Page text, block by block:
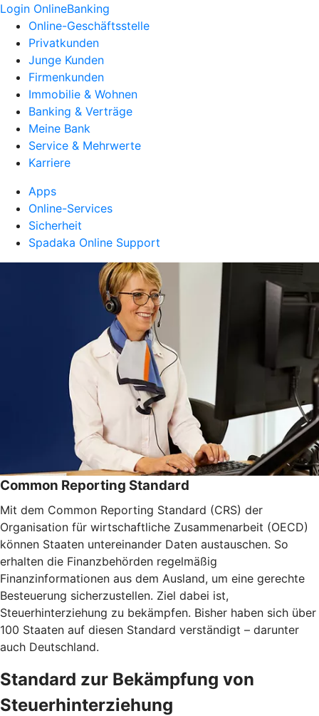
Login OnlineBanking
Online-Geschäftsstelle
Privatkunden
Junge Kunden
Firmenkunden
Immobilie & Wohnen
Banking & Verträge
Meine Bank
Service & Mehrwerte
Karriere
Apps
Online-Services
Sicherheit
Spadaka Online Support
Common Reporting Standard
Mit dem Common Reporting Standard (CRS) der
Organisation für wirtschaftliche Zusammenarbeit (OECD)
können Staaten untereinander Daten austauschen. So
erhalten die Finanzbehörden regelmäßig
Finanzinformationen aus dem Ausland, um eine gerechte
Besteuerung sicherzustellen. Ziel dabei ist,
Steuerhinterziehung zu bekämpfen. Bisher haben sich über
100 Staaten auf diesen Standard verständigt – darunter
auch Deutschland.
Standard zur Bekämpfung von
Steuerhinterziehung